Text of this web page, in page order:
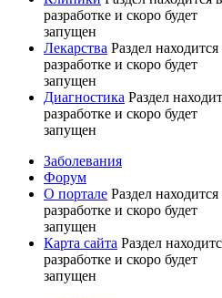
разработке и скоро будет
запущен
Лекарства Раздел находится
разработке и скоро будет
запущен
Диагностика Раздел
разработке и скоро будет
запущен
Заболевания
Форум
О портале Раздел находится
разработке и скоро будет
запущен
Карта сайта Раздел
разработке и скоро будет
запущен